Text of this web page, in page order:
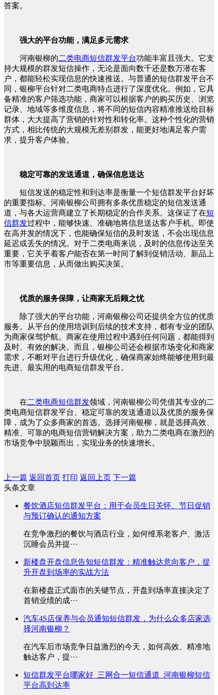
答案。
强大的平台功能，满足多元需求
河南银柳的二类电商短信群发平台功能丰富且强大。它支
持大规模的群发短信操作，无论是面向数千还是数万潜在客
户，都能轻松实现信息的快速推送。与普通的短信群发平台不
同，银柳平台针对二类电商特点进行了深度优化。例如，它具
备精准的客户筛选功能，商家可以根据客户的购买历史、浏览
记录、地域等多维度信息，将不同的短信内容精准推送给目标
群体，大大提高了营销的针对性和转化率。这种个性化的营销
方式，相比传统的大规模无差别群发，能更好地满足客户需
求，提升客户体验。
稳定可靠的发送通道，确保信息送达
短信发送的稳定性和到达率是衡量一个短信群发平台好坏
的重要指标。河南银柳公司拥有多条优质稳定的短信发送通
道，与各大运营商建立了长期稳定的合作关系。这保证了在短
信群发过程中，能够快速、准确地将信息送达客户手机。即使
在高并发的情况下，也能确保短信的及时发送，不会出现信息
延迟或丢失的情况。对于二类电商来说，及时的信息传达至关
重要，它关乎着客户能否在第一时间了解到促销活动、新品上
市等重要信息，从而做出购买决策。
优质的服务保障，让商家无后顾之忧
除了强大的平台功能，河南银柳公司还提供全方位的优质
服务。从平台的使用培训到后续的技术支持，都有专业的团队
为商家保驾护航。商家在使用过程中遇到任何问题，都能得到
及时、有效的解决。而且，银柳公司还会根据市场变化和商家
需求，不断对平台进行升级优化，确保商家始终能够使用到最
先进、最实用的电商短信群发平台。
在二类电商短信群发领域，河南银柳公司凭借其专业的二
类电商短信群发平台、稳定可靠的发送通道以及优质的服务保
障，成为了众多商家的首选。选择河南银柳，就是选择高效、
精准、可靠的电商短信营销解决方案，助力二类电商在激烈的
市场竞争中脱颖而出，实现业务的快速增长。
上一篇 返回首页 打印 返回上页 下一篇
头条文章
餐饮酒店短信群发平台：用于会员生日关怀、节日促销
与预订确认的通知方案
在竞争激烈的餐饮与酒店行业，如何维系老客户、激活
沉睡会员并提···
新楼盘开盘信息告知短信群发：精准触达意向客户，提
升开盘到场率的实战方法
在新楼盘正式面市的关键节点，开盘到场率直接决定了
首销业绩的成···
汽车4S店保养与会员通知短信群发，为什么众多店家选
择河南银柳？
在汽车后市场竞争日益激烈的今天，如何高效、精准地
触达客户，提···
短信群发平台哪家好_三网合一短信通道_河南银柳短信
平台高到达率